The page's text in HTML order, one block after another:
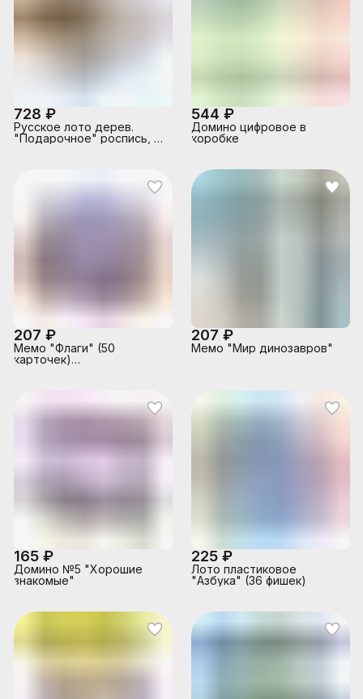
728 ₽
Русское лото дерев.
"Подарочное" роспись, в
544 ₽
Домино цифровое в
коробке
207 ₽
Мемо "Флаги" (50
карточек)
207 ₽
Мемо "Мир динозавров"
165 ₽
Домино №5 "Хорошие
знакомые"
225 ₽
Лото пластиковое
"Азбука" (36 фишек)